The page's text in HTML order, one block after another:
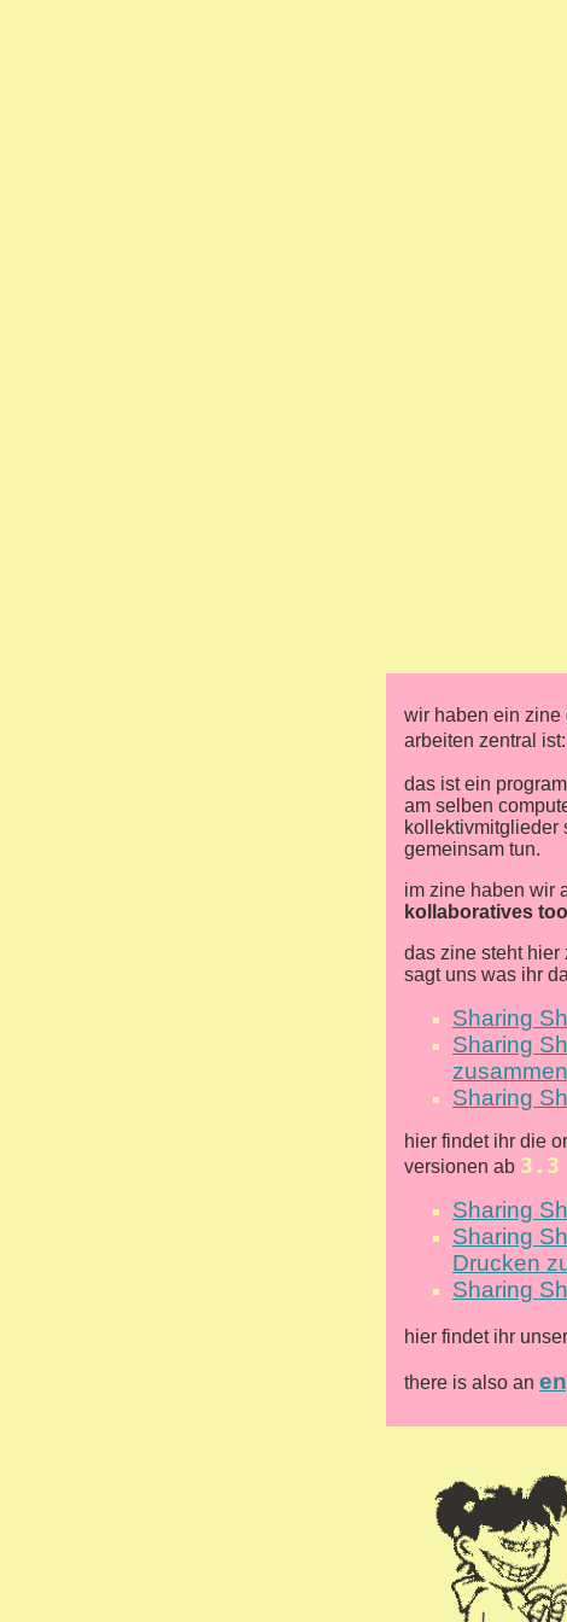
wir haben ein zine
arbeiten zentral ist:
das ist ein
am selben
kollektivmitglieder
gemeinsam tun.
im zine haben wir
kollaboratives tool
das zine steht hier
sagt uns was ihr
Sharing
Sharing
Sharing
hier findet ihr die
versionen ab 3.3
Sharing
Sharing
Drucken
Sharing
hier findet ihr
there is also an